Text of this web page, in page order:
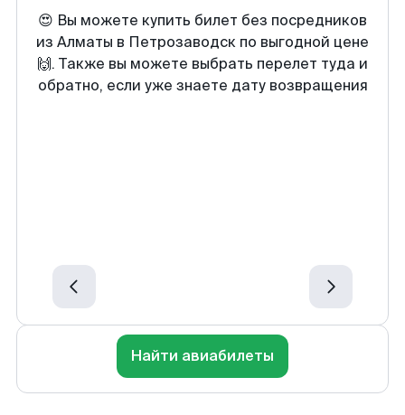
😍 Вы можете купить билет без посредников
из Алматы в Петрозаводск по выгодной цене
🙌. Также вы можете выбрать перелет туда и
обратно, если уже знаете дату возвращения
Найти авиабилеты